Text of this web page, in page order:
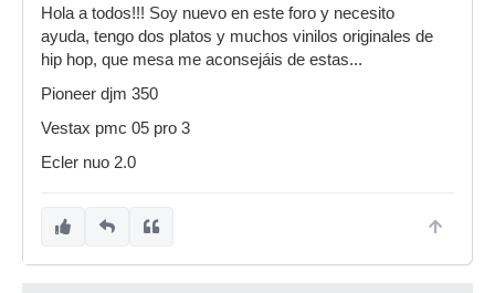
Hola a todos!!! Soy nuevo en este foro y necesito
ayuda, tengo dos platos y muchos vinilos originales de
hip hop, que mesa me aconsejáis de estas...
Pioneer djm 350
Vestax pmc 05 pro 3
Ecler nuo 2.0